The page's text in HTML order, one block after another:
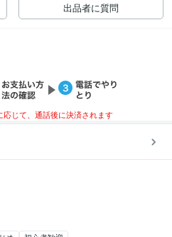
出品者に質問
じて、通話後に決済されます